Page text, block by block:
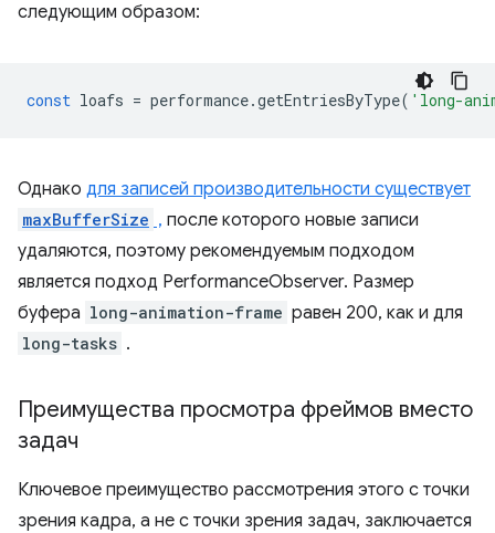
следующим образом:
const loafs = performance.getEntriesByType( 'long-
Однако для записей производительности существует
maxBufferSize , после которого новые записи
удаляются, поэтому рекомендуемым подходом
является подход PerformanceObserver. Размер
буфера long-animation-frame равен 200, как и для
long-tasks .
Преимущества просмотра фреймов вместо
задач
Ключевое преимущество рассмотрения этого с точки
зрения кадра, а не с точки зрения задач, заключается